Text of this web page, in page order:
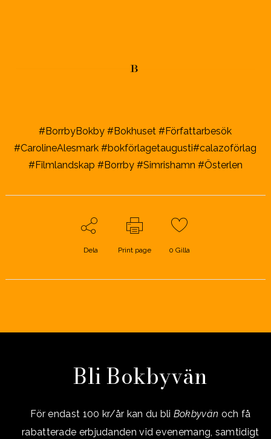
#BorrbyBokby #Bokhuset #Författarbesök
#CarolineAlesmark #bokförlagetaugusti#calazoförlag
#Filmlandskap #Borrby #Simrishamn #Österlen
Dela Print page 0 Gilla
Bli Bokbyvän
För endast 100 kr/år kan du bli Bokbyvän och få
rabatterade erbjudanden vid evenemang, samtidigt